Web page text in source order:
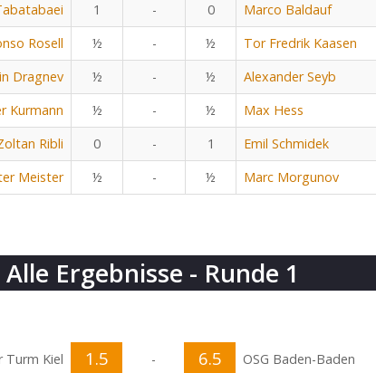
1 - 0 Marco Baldauf
Rosell ½ - ½ Tor Fredrik Kaasen
Dragnev ½ - ½ Alexander Seyb
Kurmann ½ - ½ Max Hess
Ribli 0 - 1 Emil Schmidek
Meister ½ - ½ Marc Morgunov
Alle Ergebnisse - Runde 1
Turm Kiel 1.5 - 6.5
OSG Baden-Baden